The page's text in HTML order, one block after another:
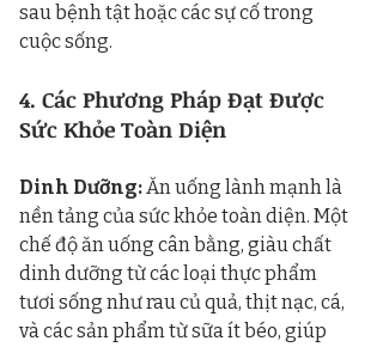
sau bệnh tật hoặc các sự cố trong
cuộc sống.
4. Các Phương Pháp Đạt Được
Sức Khỏe Toàn Diện
Dinh Dưỡng: Ăn uống lành mạnh là
nền tảng của sức khỏe toàn diện. Một
chế độ ăn uống cân bằng, giàu chất
dinh dưỡng từ các loại thực phẩm
tươi sống như rau củ quả, thịt nạc, cá,
và các sản phẩm từ sữa ít béo, giúp